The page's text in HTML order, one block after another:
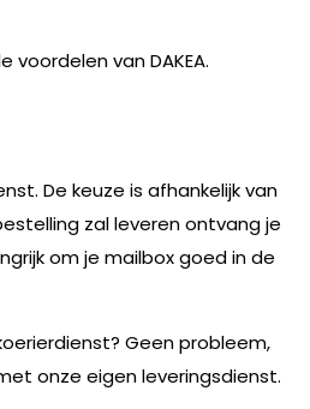
voordelen van DAKEA.
De keuze is afhankelijk van
zal leveren ontvang je
om je mailbox goed in de
Geen probleem,
onze eigen leveringsdienst.